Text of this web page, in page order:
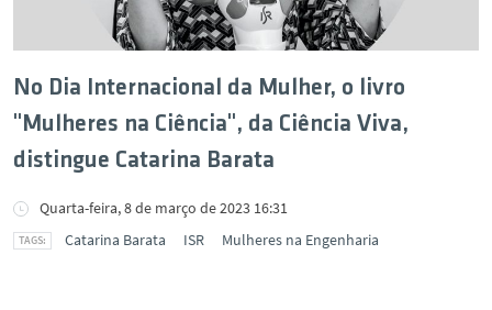
No Dia Internacional da Mulher, o livro
"Mulheres na Ciência", da Ciência Viva,
distingue Catarina Barata
Quarta-feira, 8 de março de 2023 16:31
Catarina Barata
ISR Mulheres na Engenharia